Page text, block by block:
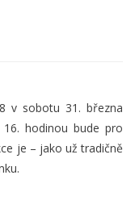
v sobotu 31. března
hodinou bude pro
je – jako už tradičně